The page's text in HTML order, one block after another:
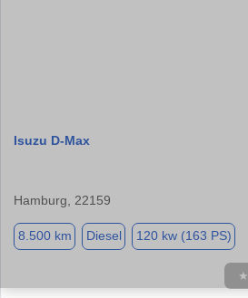
Isuzu D-Max
Hamburg, 22159
8.500 km Diesel 120 kw (163 PS)
★